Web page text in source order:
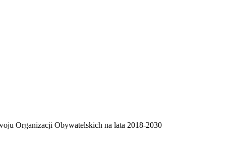
Organizacji Obywatelskich na lata 2018-2030